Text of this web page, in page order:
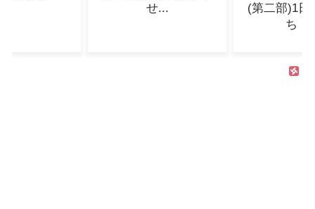
(第二部)1日目～旅立
迎えるに